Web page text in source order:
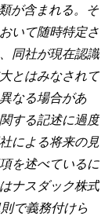
が含まれる。そ
いて随時特定さ
同社が現在認識
とはみなされて
なる場合があ
する記述に過度
による将来の見
を述べているに
ナスダック株式
で義務付けら